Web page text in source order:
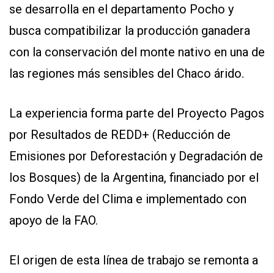
se desarrolla en el departamento Pocho y
busca compatibilizar la producción ganadera
con la conservación del monte nativo en una de
las regiones más sensibles del Chaco árido.
La experiencia forma parte del Proyecto Pagos
por Resultados de REDD+ (Reducción de
Emisiones por Deforestación y Degradación de
los Bosques) de la Argentina, financiado por el
Fondo Verde del Clima e implementado con
apoyo de la FAO.
El origen de esta línea de trabajo se remonta a